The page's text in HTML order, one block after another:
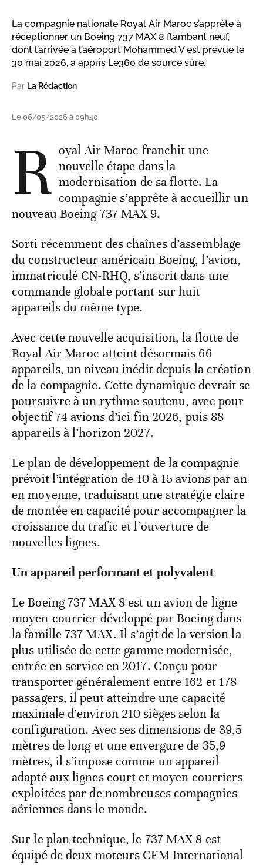
La compagnie nationale Royal Air Maroc s’apprête à
réceptionner un Boeing 737 MAX 8 flambant neuf,
dont l’arrivée à l’aéroport Mohammed V est prévue le
30 mai 2026, a appris Le360 de source sûre.
Par La Rédaction
Le 06/05/2026 à 09h40
R oyal Air Maroc franchit une
nouvelle étape dans la
modernisation de sa flotte. La
compagnie s’apprête à accueillir un
nouveau Boeing 737 MAX 9.
Sorti récemment des chaînes d’assemblage
du constructeur américain Boeing, l’avion,
immatriculé CN-RHQ, s’inscrit dans une
commande globale portant sur huit
appareils du même type.
Avec cette nouvelle acquisition, la flotte de
Royal Air Maroc atteint désormais 66
appareils, un niveau inédit depuis la création
de la compagnie. Cette dynamique devrait se
poursuivre à un rythme soutenu, avec pour
objectif 74 avions d’ici fin 2026, puis 88
appareils à l’horizon 2027.
Le plan de développement de la compagnie
prévoit l’intégration de 10 à 15 avions par an
en moyenne, traduisant une stratégie claire
de montée en capacité pour accompagner la
croissance du trafic et l’ouverture de
nouvelles lignes.
Un appareil performant et polyvalent
Le Boeing 737 MAX 8 est un avion de ligne
moyen-courrier développé par Boeing dans
la famille 737 MAX. Il s’agit de la version la
plus utilisée de cette gamme modernisée,
entrée en service en 2017. Conçu pour
transporter généralement entre 162 et 178
passagers, il peut atteindre une capacité
maximale d’environ 210 sièges selon la
configuration. Avec ses dimensions de 39,5
mètres de long et une envergure de 35,9
mètres, il s’impose comme un appareil
adapté aux lignes court et moyen-courriers
exploitées par de nombreuses compagnies
aériennes dans le monde.
Sur le plan technique, le 737 MAX 8 est
équipé de deux moteurs CFM International